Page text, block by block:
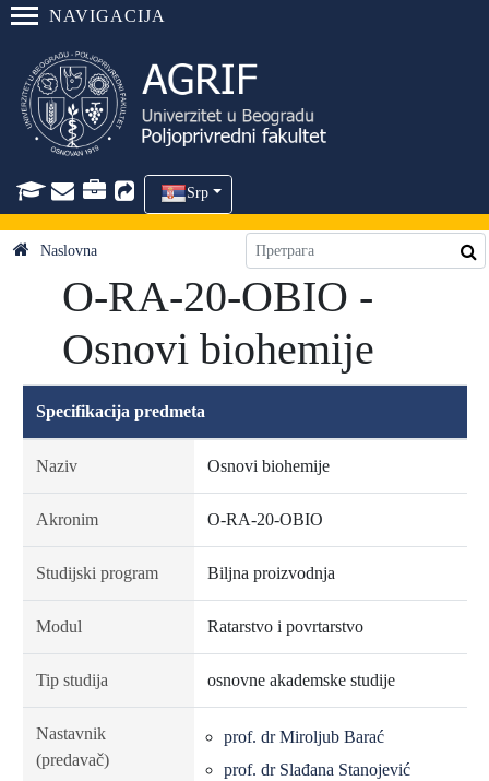
NAVIGACIJA
Srp
Naslovna
O-RA-20-OBIO -
Osnovi biohemije
Specifikacija predmeta
Naziv Osnovi biohemije
Akronim O-RA-20-OBIO
Studijski program Biljna proizvodnja
Modul Ratarstvo i povrtarstvo
Tip studija osnovne akademske studije
Nastavnik
(predavač)
prof. dr Miroljub Barać
prof. dr Slađana Stanojević